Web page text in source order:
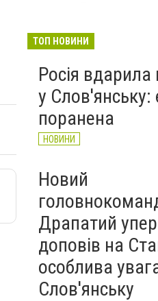
ТОП НОВИНИ
Росія вдарила
у Слов'янську:
поранена
НОВИНИ
Новий
Драпатий
доповів на
особлива
Слов'янську